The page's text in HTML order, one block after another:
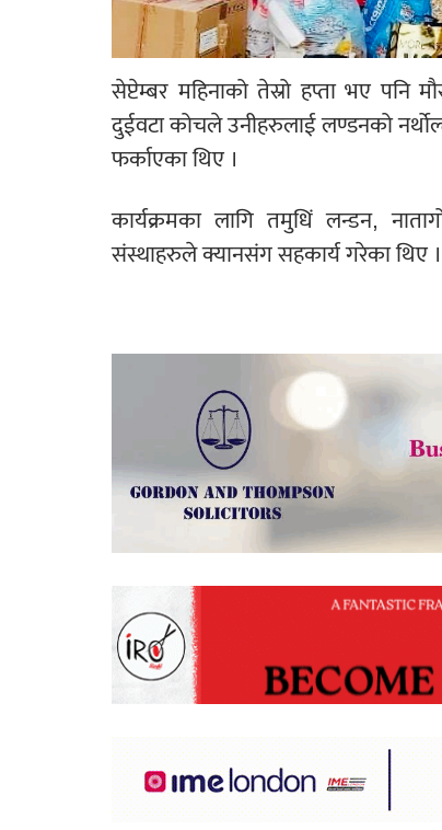
सेप्टेम्बर महिनाको तेस्रो हप्ता भए
दुईवटा कोचले उनीहरुलाई लण्डनको
फर्काएका थिए ।
कार्यक्रमका लागि तमुधिं लन्डन,
संस्थाहरुलेक्यानसंग सहकार्य गरेका थिए ।